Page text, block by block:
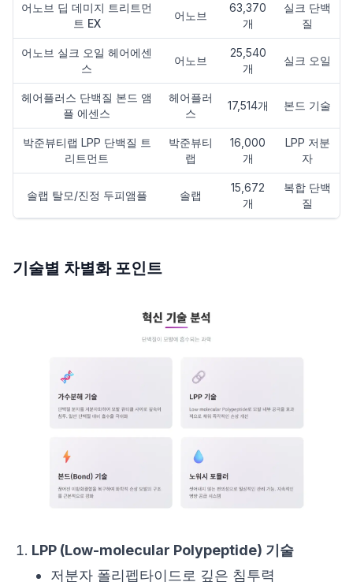
어노브 딥 데미지 트리트먼
트 EX
어노브
63,370
개
실크 단백
질
어노브 실크 오일 헤어에센
스
어노브
25,540
개
실크 오일
헤어플러스 단백질 본드 앰
플 에센스
헤어플러
스
17,514개 본드 기술
박준뷰티랩 LPP 단백질 트
리트먼트
박준뷰티
랩
16,000
개
LPP 저분
자
솔랩 탈모/진정 두피앰플 솔랩
15,672
개
복합 단백
질
기술별 차별화 포인트
LPP (Low-molecular Polypeptide) 기술
저분자 폴리펩타이드로 깊은 침투력